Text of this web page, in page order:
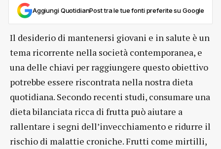
Aggiungi QuotidianPost tra le tue fonti preferite su Google
Il desiderio di mantenersi giovani e in salute è un
tema ricorrente nella società contemporanea, e
una delle chiavi per raggiungere questo obiettivo
potrebbe essere riscontrata nella nostra dieta
quotidiana. Secondo recenti studi, consumare una
dieta bilanciata ricca di frutta può aiutare a
rallentare i segni dell’invecchiamento e ridurre il
rischio di malattie croniche. Frutti come mirtilli,